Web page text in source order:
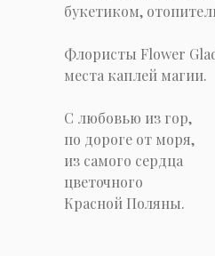
букетиком,
Флористы Flower
места каплей магии.
C любовью из гор,
по дороге от моря,
из самого сердца
цветочного
Красной Поляны.